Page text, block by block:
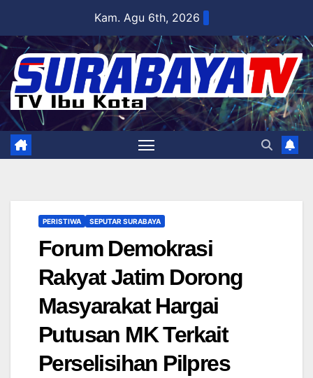
content
Kam. Agu 6th, 2026
PERISTIWA SEPUTAR SURABAYA
Forum Demokrasi
Rakyat Jatim Dorong
Masyarakat Hargai
Putusan MK Terkait
Perselisihan Pilpres